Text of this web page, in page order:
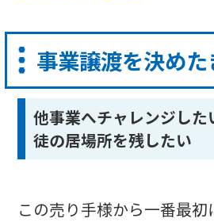
事業譲渡を決め
他事業へチャレンジした
徒の居場所を残したい
この売り手様から一番最